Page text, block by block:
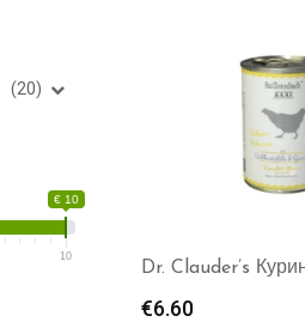
(20)
€ 10
10
Dr. Clauder’s
€6.60